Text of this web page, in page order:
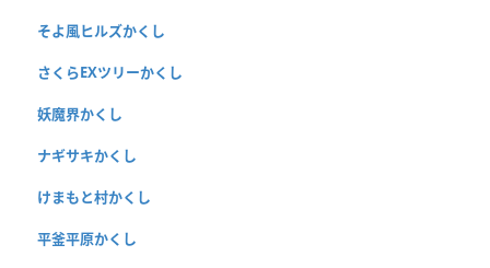
そよ風ヒルズかくし
さくらEXツリーかくし
妖魔界かくし
ナギサキかくし
けまもと村かくし
平釜平原かくし